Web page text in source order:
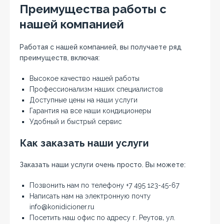
Преимущества работы с
нашей компанией
Работая с нашей компанией‚ вы получаете ряд
преимуществ‚ включая:
Высокое качество нашей работы
Профессионализм наших специалистов
Доступные цены на наши услуги
Гарантия на все наши кондиционеры
Удобный и быстрый сервис
Как заказать наши услуги
Заказать наши услуги очень просто. Вы можете:
Позвонить нам по телефону +7 495 123-45-67
Написать нам на электронную почту
info@konidicioner.ru
Посетить наш офис по адресу г. Реутов‚ ул.